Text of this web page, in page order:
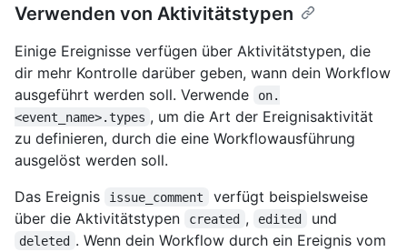
Verwenden von Aktivitätstypen
Einige Ereignisse verfügen über Aktivitätstypen, die
dir mehr Kontrolle darüber geben, wann dein Workflow
ausgeführt werden soll. Verwende
on.
<event_name>.types , um die Art der Ereignisaktivität
zu definieren, durch die eine Workflowausführung
ausgelöst werden soll.
Das Ereignis
issue_comment
verfügt beispielsweise
über die Aktivitätstypen
created , edited und
deleted . Wenn dein Workflow durch ein Ereignis vom